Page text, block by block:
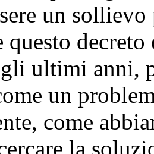
un
questo
ultimi anni,
un
come
la